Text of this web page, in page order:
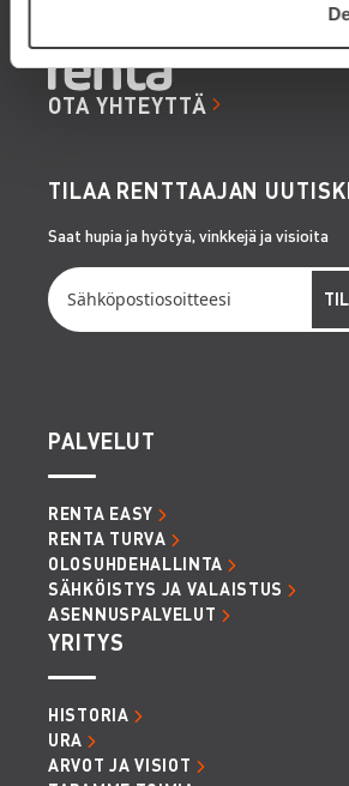
OTA YHTEYTTÄ
TILAA RENTTAAJAN
Saat hupia ja hyötyä, vinkkejä ja visioita
PALVELUT
RENTA EASY
RENTA TURVA
OLOSUHDEHALLINTA
SÄHKÖISTYS JA VALAISTUS
ASENNUSPALVELUT
YRITYS
HISTORIA
URA
ARVOT JA VISIOT